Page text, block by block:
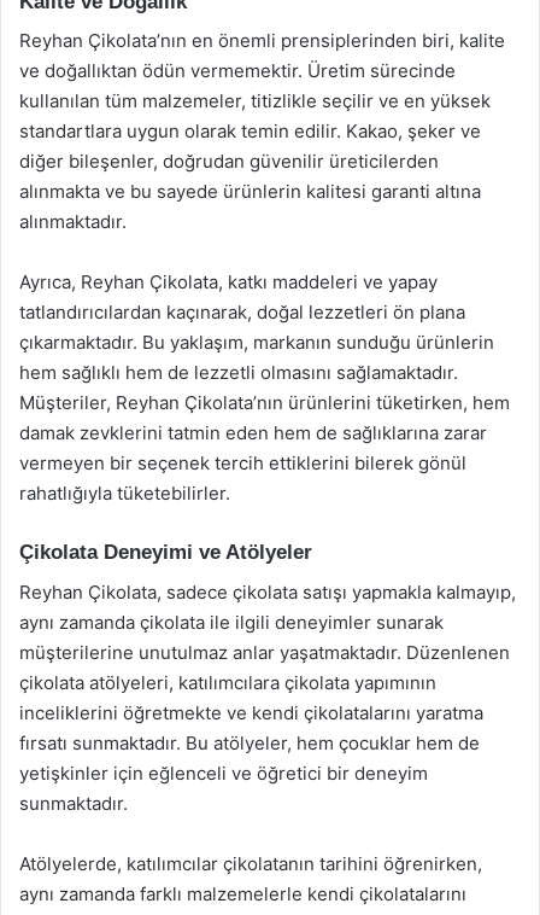
Reyhan Çikolata’nın en önemli prensiplerinden biri, kalite
ve doğallıktan ödün vermemektir. Üretim sürecinde
kullanılan tüm malzemeler, titizlikle seçilir ve en yüksek
standartlara uygun olarak temin edilir. Kakao, şeker ve
diğer bileşenler, doğrudan güvenilir üreticilerden
alınmakta ve bu sayede ürünlerin kalitesi garanti altına
alınmaktadır.
Ayrıca, Reyhan Çikolata, katkı maddeleri ve yapay
tatlandırıcılardan kaçınarak, doğal lezzetleri ön plana
çıkarmaktadır. Bu yaklaşım, markanın sunduğu ürünlerin
hem sağlıklı hem de lezzetli olmasını sağlamaktadır.
Müşteriler, Reyhan Çikolata’nın ürünlerini tüketirken, hem
damak zevklerini tatmin eden hem de sağlıklarına zarar
vermeyen bir seçenek tercih ettiklerini bilerek gönül
rahatlığıyla tüketebilirler.
Çikolata Deneyimi ve Atölyeler
Reyhan Çikolata, sadece çikolata satışı yapmakla kalmayıp,
aynı zamanda çikolata ile ilgili deneyimler sunarak
müşterilerine unutulmaz anlar yaşatmaktadır. Düzenlenen
çikolata atölyeleri, katılımcılara çikolata yapımının
inceliklerini öğretmekte ve kendi çikolatalarını yaratma
fırsatı sunmaktadır. Bu atölyeler, hem çocuklar hem de
yetişkinler için eğlenceli ve öğretici bir deneyim
sunmaktadır.
Atölyelerde, katılımcılar çikolatanın tarihini öğrenirken,
aynı zamanda farklı malzemelerle kendi çikolatalarını